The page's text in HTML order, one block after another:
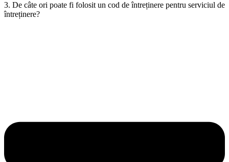
3. De câte ori poate fi folosit un cod de întreținere pentru serviciul de
întreținere?